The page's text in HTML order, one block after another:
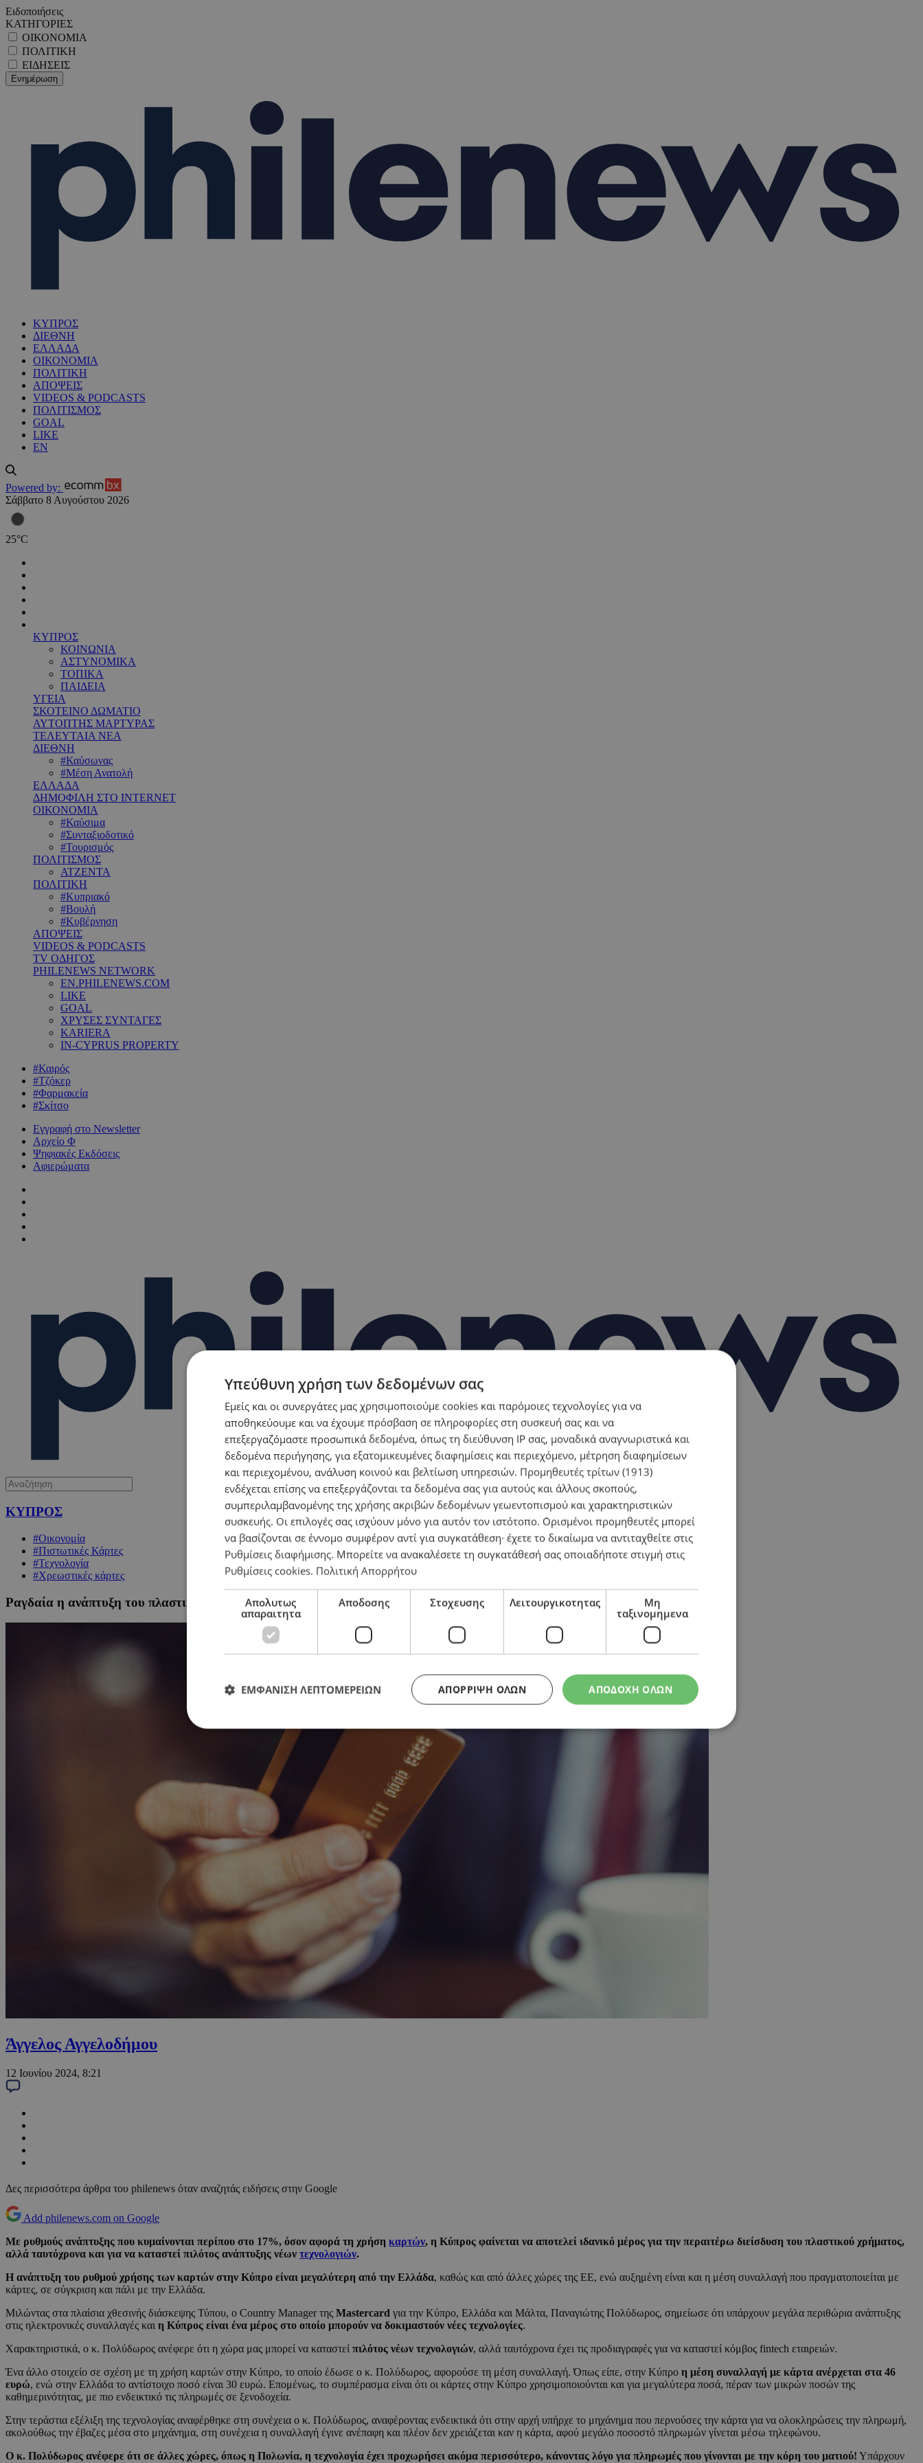
Ειδοποιήσεις
ΚΑΤΗΓΟΡΙΕΣ
ΟΙΚΟΝΟΜΙΑ
ΠΟΛΙΤΙΚΗ
ΕΙΔΗΣΕΙΣ
ΚΥΠΡΟΣ
ΔΙΕΘΝΗ
ΕΛΛΑΔΑ
ΟΙΚΟΝΟΜΙΑ
ΠΟΛΙΤΙΚΗ
ΑΠΟΨΕΙΣ
VIDEOS & PODCASTS
ΠΟΛΙΤΙΣΜΟΣ
GOAL
LIKE
EN
Powered by:
Σάββατο 8 Αυγούστου 2026
25°C
ΚΥΠΡΟΣ
ΚΟΙΝΩΝΙΑ
ΑΣΤΥΝΟΜΙΚΑ
ΤΟΠΙΚΑ
ΠΑΙΔΕΙΑ
ΥΓΕΙΑ
ΣΚΟΤΕΙΝΟ ΔΩΜΑΤΙΟ
ΑΥΤΟΠΤΗΣ ΜΑΡΤΥΡΑΣ
ΤΕΛΕΥΤΑΙΑ ΝΕΑ
ΔΙΕΘΝΗ
#Καύσωνας
#Μέση Ανατολή
ΕΛΛΑΔΑ
ΔΗΜΟΦΙΛΗ ΣΤΟ INTERNET
ΟΙΚΟΝΟΜΙΑ
#Καύσιμα
#Συνταξιοδοτικό
#Τουρισμός
ΠΟΛΙΤΙΣΜΟΣ
ΑΤΖΕΝΤΑ
ΠΟΛΙΤΙΚΗ
#Κυπριακό
#Βουλή
#Κυβέρνηση
ΑΠΟΨΕΙΣ
VIDEOS & PODCASTS
TV ΟΔΗΓΟΣ
PHILENEWS NETWORK
EN.PHILENEWS.COM
LIKE
GOAL
ΧΡΥΣΕΣ ΣΥΝΤΑΓΕΣ
KARIERA
IN-CYPRUS PROPERTY
#Καιρός
#Τζόκερ
#Φαρμακεία
#Σκίτσο
Εγγραφή στο Newsletter
Αρχείο Φ
Ψηφιακές Εκδόσεις
Αφιερώματα
ΚΥΠΡΟΣ
#Οικονομία
#Πιστωτικές Κάρτες
#Τεχνολογία
#Χρεωστικές κάρτες
Ραγδαία η ανάπτυξη του πλαστικού χρήματος στην Κύπρο
Άγγελος Αγγελοδήμου
12 Ιουνίου 2024, 8:21
Δες περισσότερα άρθρα του philenews όταν αναζητάς ειδήσεις στην Google
Add philenews.com on Google
Με ρυθμούς ανάπτυξης που κυμαίνονται περίπου στο 17%, όσον αφορά τη χρήση καρτών, η Κύπρος φαίνεται να αποτελεί ιδανικό μέρος για την περαιτέρω διείσδυση του πλαστικού χρήματος,
αλλά ταυτόχρονα και για να καταστεί πιλότος ανάπτυξης νέων τεχνολογιών.
Η ανάπτυξη του ρυθμού χρήσης των καρτών στην Κύπρο είναι μεγαλύτερη από την Ελλάδα, καθώς και από άλλες χώρες της ΕΕ, ενώ αυξημένη είναι και η μέση συναλλαγή που πραγματοποιείται με
κάρτες, σε σύγκριση και πάλι με την Ελλάδα.
Μιλώντας στα πλαίσια χθεσινής διάσκεψης Τύπου, ο Country Manager της Mastercard για την Κύπρο, Ελλάδα και Μάλτα, Παναγιώτης Πολύδωρος, σημείωσε ότι υπάρχουν μεγάλα περιθώρια ανάπτυξης
στις ηλεκτρονικές συναλλαγές και η Κύπρος είναι ένα μέρος στο οποίο μπορούν να δοκιμαστούν νέες τεχνολογίες.
Χαρακτηριστικά, ο κ. Πολύδωρος ανέφερε ότι η χώρα μας μπορεί να καταστεί πιλότος νέων τεχνολογιών, αλλά ταυτόχρονα έχει τις προδιαγραφές για να καταστεί κόμβος fintech εταιρειών.
Ένα άλλο στοιχείο σε σχέση με τη χρήση καρτών στην Κύπρο, το οποίο έδωσε ο κ. Πολύδωρος, αφορούσε τη μέση συναλλαγή. Όπως είπε, στην Κύπρο η μέση συναλλαγή με κάρτα ανέρχεται στα 46
ευρώ, ενώ στην Ελλάδα το αντίστοιχο ποσό είναι 30 ευρώ. Επομένως, το συμπέρασμα είναι ότι οι κάρτες στην Κύπρο χρησιμοποιούνται και για μεγαλύτερα ποσά, πέραν των μικρών ποσών της
καθημερινότητας, με πιο ενδεικτικό τις πληρωμές σε ξενοδοχεία.
Στην τεράστια εξέλιξη της τεχνολογίας αναφέρθηκε στη συνέχεια ο κ. Πολύδωρος, αναφέροντας ενδεικτικά ότι στην αρχή υπήρχε το μηχάνημα που περνούσες την κάρτα για να ολοκληρώσεις την πληρωμή,
ακολούθως την έβαζες μέσα στο μηχάνημα, στη συνέχεια η συναλλαγή έγινε ανέπαφη και πλέον δεν χρειάζεται καν η κάρτα, αφού μεγάλο ποσοστό πληρωμών γίνεται μέσω τηλεφώνου.
Ο κ. Πολύδωρος ανέφερε ότι σε άλλες χώρες, όπως η Πολωνία, η τεχνολογία έχει προχωρήσει ακόμα περισσότερο, κάνοντας λόγο για πληρωμές που γίνονται με την κόρη του ματιού! Υπάρχουν
Υπεύθυνη χρήση των δεδομένων σας
Εμείς και οι συνεργάτες μας χρησιμοποιούμε cookies και παρόμοιες τεχνολογίες για να
αποθηκεύουμε και να έχουμε πρόσβαση σε πληροφορίες στη συσκευή σας και να
επεξεργαζόμαστε προσωπικά δεδομένα, όπως τη διεύθυνση IP σας, μοναδικά αναγνωριστικά και
δεδομένα περιήγησης, για εξατομικευμένες διαφημίσεις και περιεχόμενο, μέτρηση διαφημίσεων
και περιεχομένου, ανάλυση κοινού και βελτίωση υπηρεσιών. Προμηθευτές τρίτων (1913)
ενδέχεται επίσης να επεξεργάζονται τα δεδομένα σας για αυτούς και άλλους σκοπούς,
συμπεριλαμβανομένης της χρήσης ακριβών δεδομένων γεωεντοπισμού και χαρακτηριστικών
συσκευής. Οι επιλογές σας ισχύουν μόνο για αυτόν τον ιστότοπο. Ορισμένοι προμηθευτές μπορεί
να βασίζονται σε έννομο συμφέρον αντί για συγκατάθεση· έχετε το δικαίωμα να αντιταχθείτε στις
Ρυθμίσεις διαφήμισης. Μπορείτε να ανακαλέσετε τη συγκατάθεσή σας οποιαδήποτε στιγμή στις
Ρυθμίσεις cookies. Πολιτική Απορρήτου
Απολυτως
απαραιτητα
Αποδοσης Στοχευσης Λειτουργικοτητας
Μη
ταξινομημενα
ΑΠΟΔΟΧΗ ΟΛΩΝ
ΑΠΌΡΡΙΨΗ ΌΛΩΝ
ΕΜΦΑΝΙΣΗ ΛΕΠΤΟΜΕΡΕΙΩΝ